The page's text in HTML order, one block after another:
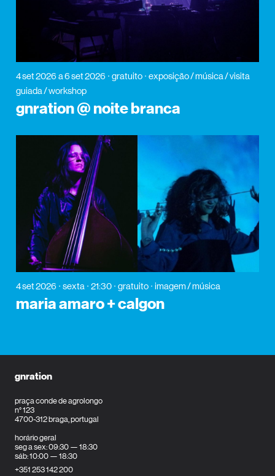
4 set 2026 a 6 set 2026 gratuito
exposição / música / visita
guiada / workshop
gnration @ noite branca
4 set 2026 sexta 21:30 gratuito imagem / música
maria amaro + calgon
gnration
praça conde de agrolongo
n° 123
4700-312 braga, portugal
horário geral
seg a sex: 09:30 — 18:30
sáb: 10:00 — 18:30
+351 253 142 200